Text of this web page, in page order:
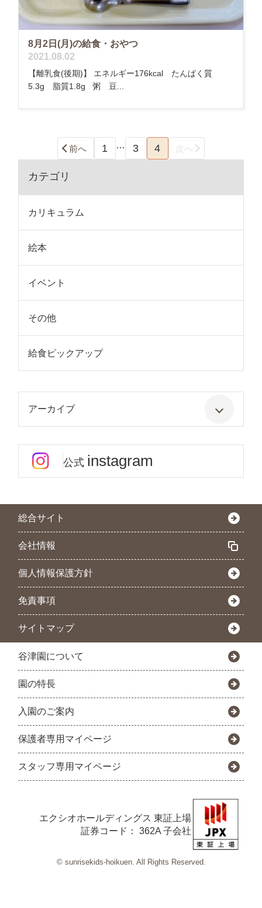
8月2日(月)の給食・おやつ
2021.08.02
【離乳食(後期)】 エネルギー176kcal たんぱく質
5.3g 脂質1.8g 粥 豆...
前へ 1 … 3 4 次へ
カテゴリ
カリキュラム
絵本
イベント
その他
給食ピックアップ
アーカイブ
公式 instagram
総合サイト
会社情報
個人情報保護方針
免責事項
サイトマップ
谷津園について
園の特長
入園のご案内
保護者専用マイページ
スタッフ専用マイページ
エクシオホールディングス 東証上場
証券コード： 362A 子会社
© sunrisekids-hoikuen. All Rights Reserved.